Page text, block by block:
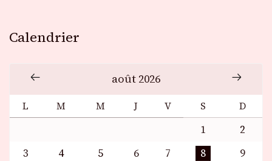
Calendrier
août 2026
L M M J V S D
1
2
3
4 5 6 7 8
9